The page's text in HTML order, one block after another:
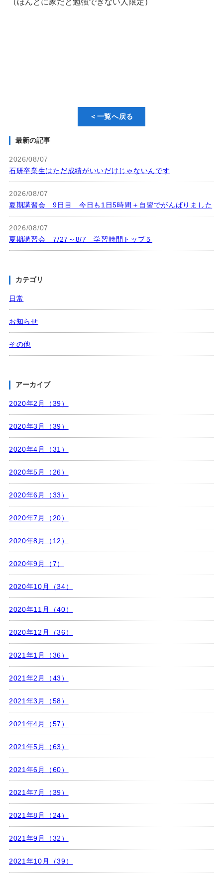
（ほんとに家だと勉強できない人限定）
＜一覧へ戻る
最新の記事
2026/08/07
石研卒業生はただ成績がいいだけじゃないんです
2026/08/07
夏期講習会 9日目 今日も1日5時間＋自習でがんばりました
2026/08/07
夏期講習会 7/27～8/7 学習時間トップ５
カテゴリ
日常
お知らせ
その他
アーカイブ
2020年2月（39）
2020年3月（39）
2020年4月（31）
2020年5月（26）
2020年6月（33）
2020年7月（20）
2020年8月（12）
2020年9月（7）
2020年10月（34）
2020年11月（40）
2020年12月（36）
2021年1月（36）
2021年2月（43）
2021年3月（58）
2021年4月（57）
2021年5月（63）
2021年6月（60）
2021年7月（39）
2021年8月（24）
2021年9月（32）
2021年10月（39）